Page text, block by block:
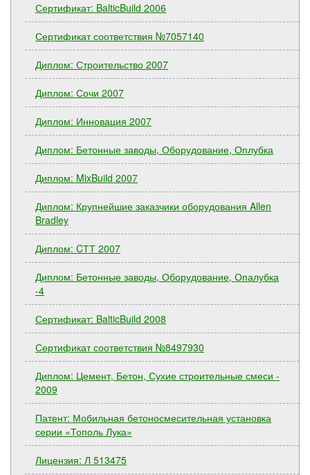
Сертификат: BalticBuild 2006
Сертификат соответствия №7057140
Диплом: Строительство 2007
Диплом: Сочи 2007
Диплом: Инновация 2007
Диплом: Бетонные заводы, Оборудование, Оплубка
Диплом: MixBuild 2007
Диплом: Крупнейшие заказчики оборудования Allen
Bradley
Диплом: CТТ 2007
Диплом: Бетонные заводы, Оборудование, Опалубка
-4
Сертификат: BalticBuild 2008
Сертификат соответствия №8497930
Диплом: Цемент, Бетон, Сухие строительные смеси -
2009
Патент: Мобильная бетоносмесительная установка
серии «Тополь Лука»
Лицензия: Л 513475